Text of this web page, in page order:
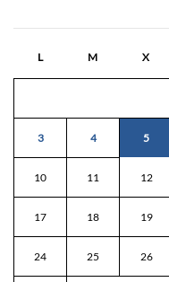
L M X
3 4 5
10 11 12
17 18 19
24 25 26